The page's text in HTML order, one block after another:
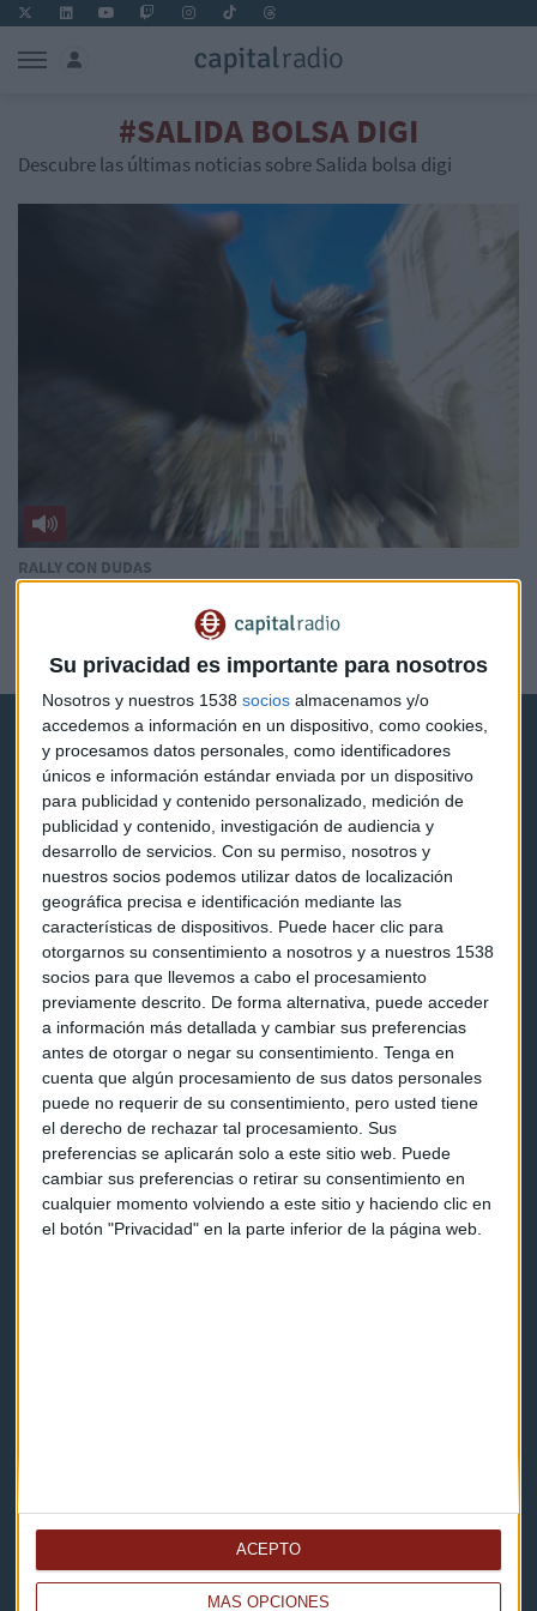
Su privacidad es importante para nosotros
Nosotros y nuestros 1538 socios almacenamos y/o
accedemos a información en un dispositivo, como cookies,
y procesamos datos personales, como identificadores
únicos e información estándar enviada por un dispositivo
para publicidad y contenido personalizado, medición de
publicidad y contenido, investigación de audiencia y
desarrollo de servicios. Con su permiso, nosotros y
nuestros socios podemos utilizar datos de localización
geográfica precisa e identificación mediante las
características de dispositivos. Puede hacer clic para
otorgarnos su consentimiento a nosotros y a nuestros 1538
socios para que llevemos a cabo el procesamiento
previamente descrito. De forma alternativa, puede acceder
a información más detallada y cambiar sus preferencias
antes de otorgar o negar su consentimiento. Tenga en
cuenta que algún procesamiento de sus datos personales
puede no requerir de su consentimiento, pero usted tiene
el derecho de rechazar tal procesamiento. Sus
preferencias se aplicarán solo a este sitio web. Puede
cambiar sus preferencias o retirar su consentimiento en
cualquier momento volviendo a este sitio y haciendo clic en
el botón "Privacidad" en la parte inferior de la página web.
MÁS OPCIONES
ACEPTO
#SALIDA BOLSA DIGI
Descubre las últimas noticias sobre Salida bolsa digi
RALLY CON DUDAS
Xelena Niedbala
Capital Radio
Noticias
Eventos
Consultorios
Programas y podcasts
Contacto & Legal
Contacto
Cómo escucharnos